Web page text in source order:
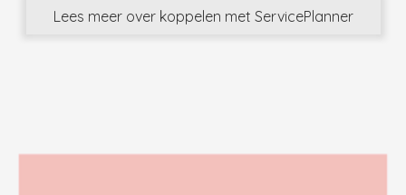
Lees meer over koppelen met ServicePlanner